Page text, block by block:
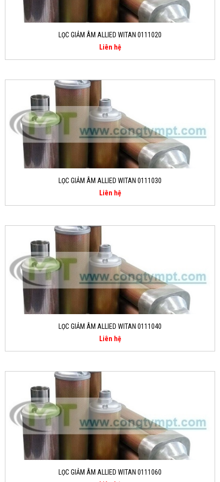
LỌC GIẢM ÂM ALLIED WITAN 0111020
Liên hệ
LỌC GIẢM ÂM ALLIED WITAN 0111030
Liên hệ
LỌC GIẢM ÂM ALLIED WITAN 0111040
Liên hệ
LỌC GIẢM ÂM ALLIED WITAN 0111060